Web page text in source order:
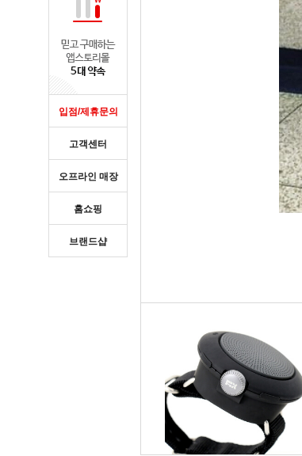
입점/제휴문의
고객센터
오프라인 매장
홈쇼핑
브랜드샵